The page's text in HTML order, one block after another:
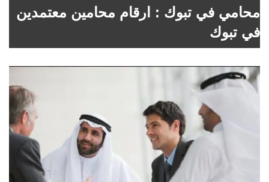
محامي في تبوك : ارقام محامين معتمدين
في تبوك